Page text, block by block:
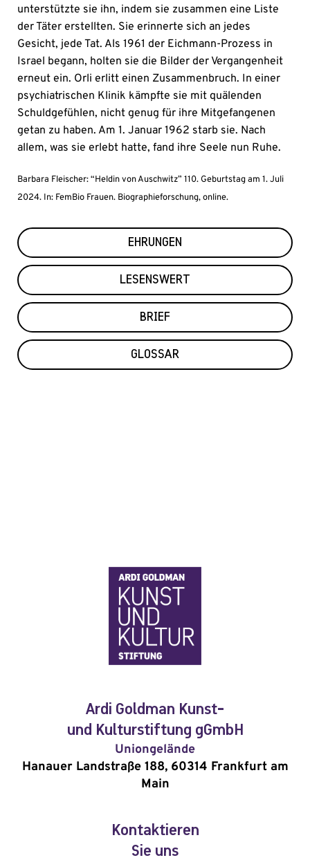
EHRUNGEN
LESENSWERT
BRIEF
GLOSSAR
unterstützte sie ihn, indem sie zusammen eine Liste
der Täter erstellten. Sie erinnerte sich an jedes
Gesicht, jede Tat. Als 1961 der Eichmann-Prozess in
Israel begann, holten sie die Bilder der Vergangenheit
erneut ein. Orli erlitt einen Zusammenbruch. In einer
psychiatrischen Klinik kämpfte sie mit quälenden
Schuldgefühlen, nicht genug für ihre Mitgefangenen
getan zu haben. Am 1. Januar 1962 starb sie. Nach
allem, was sie erlebt hatte, fand ihre Seele nun Ruhe.
Barbara Fleischer: “Heldin von Auschwitz” 110. Geburtstag am 1. Juli
2024. In: FemBio Frauen. Biographieforschung, online.
Ardi Goldman Kunst-
und Kulturstiftung gGmbH
Uniongelände
Hanauer Landstraße 188, 60314 Frankfurt am
Main
Kontaktieren
Sie uns